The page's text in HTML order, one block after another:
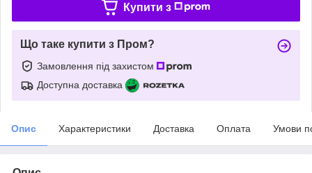
Купити з
Що таке купити з Пром?
Замовлення під захистом
Доступна доставка
Опис Характеристики Доставка Оплата Умови